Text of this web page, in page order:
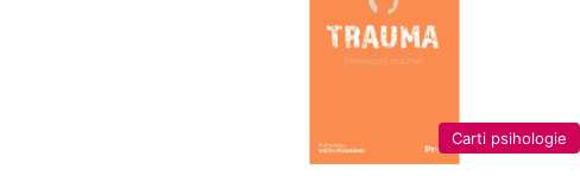
Carti psihologie